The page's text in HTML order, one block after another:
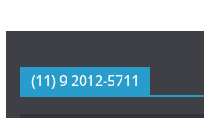
(11) 9 2012-5711